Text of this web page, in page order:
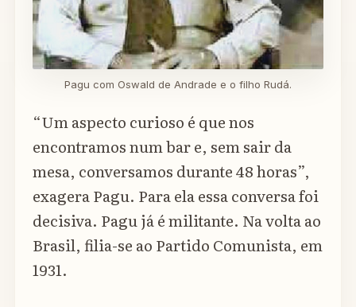
Pagu com Oswald de Andrade e o filho Rudá.
“Um aspecto curioso é que nos
encontramos num bar e, sem sair da
mesa, conversamos durante 48 horas”,
exagera Pagu. Para ela essa conversa foi
decisiva. Pagu já é militante. Na volta ao
Brasil, filia-se ao Partido Comunista, em
1931.